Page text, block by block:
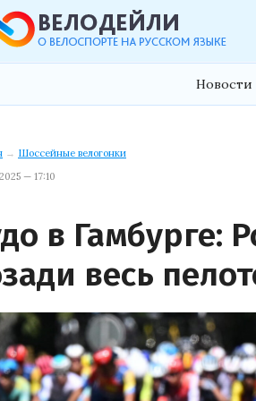
Новости
→ Шоссейные велогонки
— 17:10
в Гамбурге:
весь